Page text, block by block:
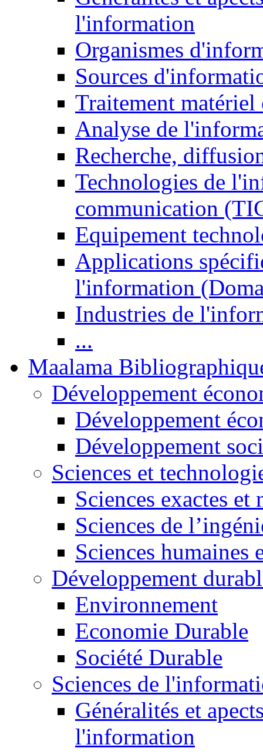
l'information
Organismes
Sources
Traitement matériel
Analyse de
Recherche,
Technologies de
communication
Equipement
Applications
l'information
Industries de
...
Maalama
Développement
Développement
Développement
Sciences et
Sciences exactes et
Sciences de
Sciences humaines
Développement
Environnement
Economie Durable
Société Durable
Sciences de
Généralités et
l'information